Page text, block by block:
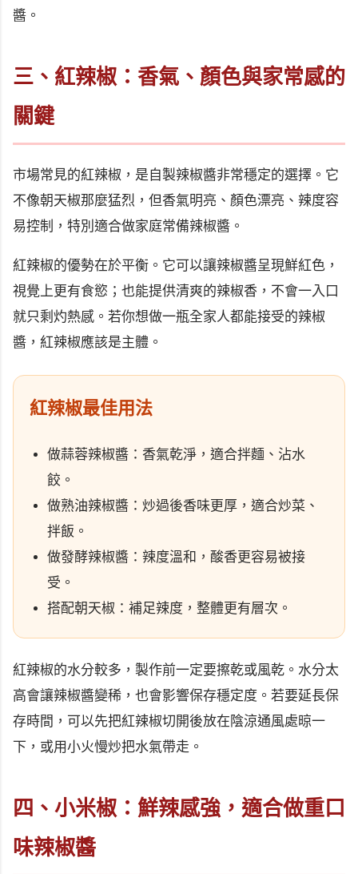
醬。
三、紅辣椒：香氣、顏色與家常感的
關鍵
市場常見的紅辣椒，是自製辣椒醬非常穩定的選擇。它
不像朝天椒那麼猛烈，但香氣明亮、顏色漂亮、辣度容
易控制，特別適合做家庭常備辣椒醬。
紅辣椒的優勢在於平衡。它可以讓辣椒醬呈現鮮紅色，
視覺上更有食慾；也能提供清爽的辣椒香，不會一入口
就只剩灼熱感。若你想做一瓶全家人都能接受的辣椒
醬，紅辣椒應該是主體。
紅辣椒最佳用法
做蒜蓉辣椒醬：香氣乾淨，適合拌麵、沾水
餃。
做熟油辣椒醬：炒過後香味更厚，適合炒菜、
拌飯。
做發酵辣椒醬：辣度溫和，酸香更容易被接
受。
搭配朝天椒：補足辣度，整體更有層次。
紅辣椒的水分較多，製作前一定要擦乾或風乾。水分太
高會讓辣椒醬變稀，也會影響保存穩定度。若要延長保
存時間，可以先把紅辣椒切開後放在陰涼通風處晾一
下，或用小火慢炒把水氣帶走。
四、小米椒：鮮辣感強，適合做重口
味辣椒醬